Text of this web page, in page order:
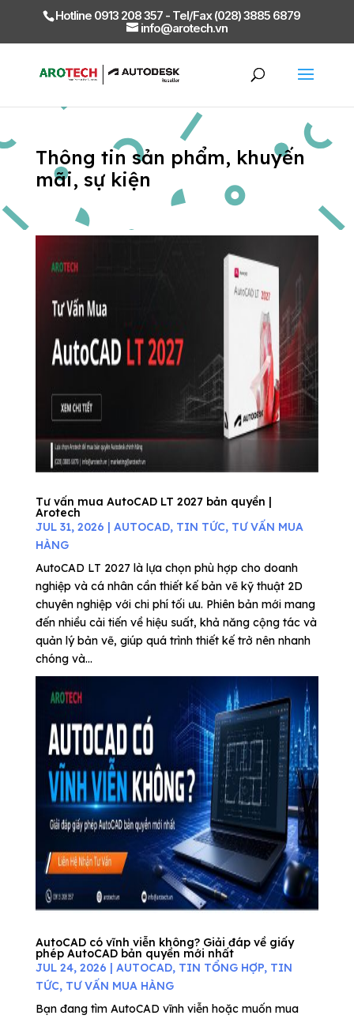
Hotline 0913 208 357 - Tel/Fax (028) 3885 6879
info@arotech.vn
Thông tin sản phẩm, khuyến
mãi, sự kiện
Tư vấn mua AutoCAD LT 2027 bản quyền |
Arotech
JUL 31, 2026 | AUTOCAD, TIN TỨC, TƯ VẤN MUA
HÀNG
AutoCAD LT 2027 là lựa chọn phù hợp cho doanh
nghiệp và cá nhân cần thiết kế bản vẽ kỹ thuật 2D
chuyên nghiệp với chi phí tối ưu. Phiên bản mới mang
đến nhiều cải tiến về hiệu suất, khả năng cộng tác và
quản lý bản vẽ, giúp quá trình thiết kế trở nên nhanh
chóng và...
AutoCAD có vĩnh viễn không? Giải đáp về giấy
phép AutoCAD bản quyền mới nhất
JUL 24, 2026 | AUTOCAD, TIN TỔNG HỢP, TIN
TỨC, TƯ VẤN MUA HÀNG
Bạn đang tìm AutoCAD vĩnh viễn hoặc muốn mua